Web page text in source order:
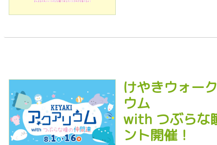
けやきウォー
ウム
with つぶらな
ント開催！